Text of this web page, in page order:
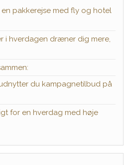
pakkerejse med fly og hotel
i hverdagen dræner dig mere,
du kampagnetilbud på
for en hverdag med høje